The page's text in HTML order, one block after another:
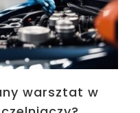
warsztat w